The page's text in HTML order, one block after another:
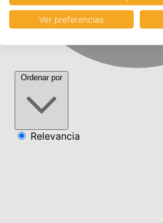
Ordenar por
Relevancia
Ver preferencias